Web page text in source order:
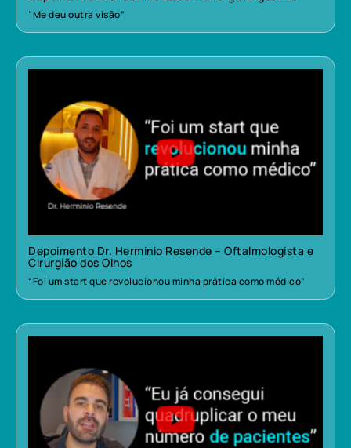
“Me deu outra visão”
Depoimento Dr. Herminio Resende – Oftalmologista e
Cirurgião dos Olhos
“Foi um start que revolucionou minha prática como médico”